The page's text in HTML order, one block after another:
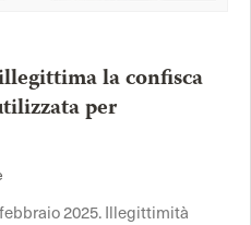
la confisca
per
2025. Illegittimità